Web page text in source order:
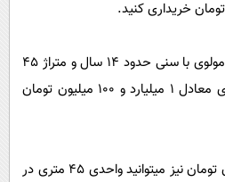
برای خرید آپارتمانی در محله مولوی با سنی حدود ۱۴ سال و متراژ ۴۵
متر و ۱ اتاق خواب به بودجه‌ای معادل ۱ میلیارد و ۱۰۰ میلیون تومان
همچنین با بودجه ۹۵۰ میلیون تومان نیز میتوانید واحدی ۴۵ متری در